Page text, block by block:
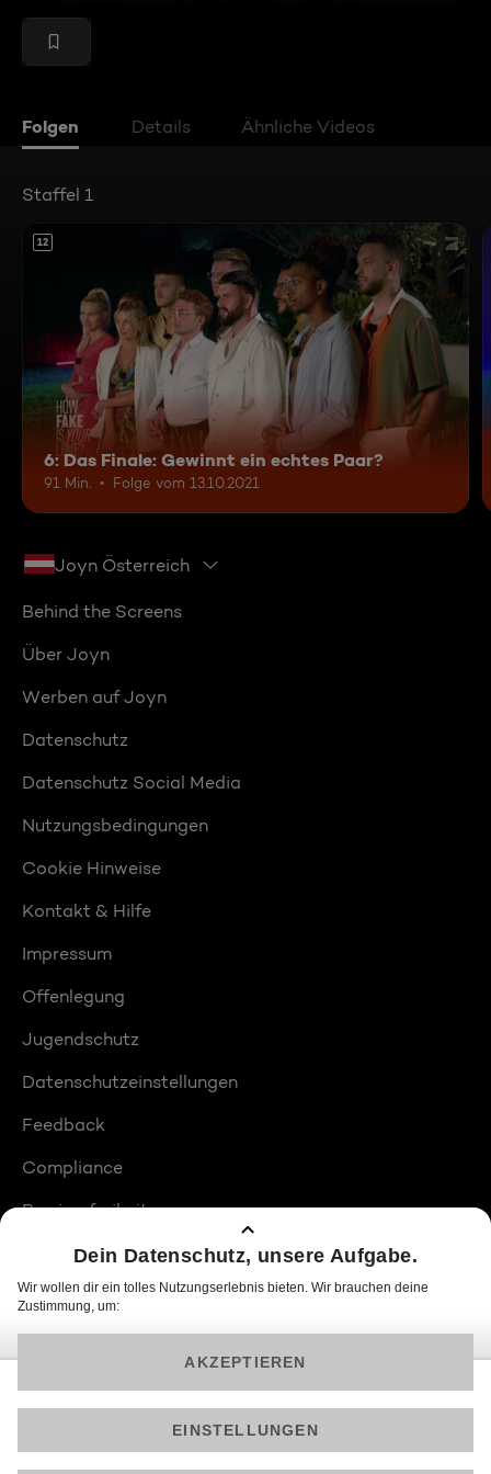
Folgen Details Ähnliche Videos
Staffel 1
12
6: Das Finale: Gewinnt ein echtes Paar?
91 Min. Folge vom 13.10.2021
Joyn Österreich
Behind the Screens
Über Joyn
Werben auf Joyn
Datenschutz
Datenschutz Social Media
Nutzungsbedingungen
Cookie Hinweise
Kontakt & Hilfe
Impressum
Offenlegung
Jugendschutz
Datenschutzeinstellungen
Feedback
Compliance
Barrierefreiheit
Produktplatzierungen